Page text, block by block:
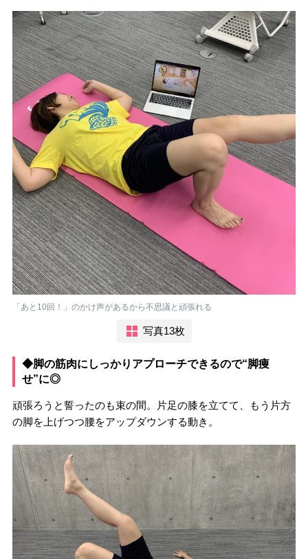
「あと10回！」のかけ声があるから不思議と頑張れる
写真13枚
◆脚の筋肉にしっかりアプローチできるので“脚痩
せ”に◎
頑張ろうと誓ったのも束の間。片足の膝を立てて、もう片方
の脚を上げつつ腰をアップダウンする動き。